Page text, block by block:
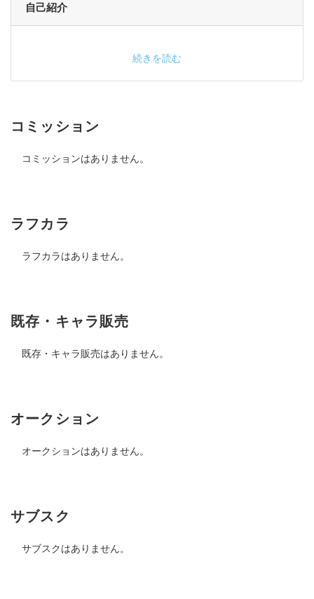
自己紹介
続きを読む
コミッション
コミッションはありません。
ラフカラ
ラフカラはありません。
既存・キャラ販売
既存・キャラ販売はありません。
オークション
オークションはありません。
サブスク
サブスクはありません。